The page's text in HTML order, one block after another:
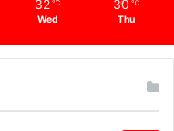
32 ℃
Wed
30 ℃
Thu